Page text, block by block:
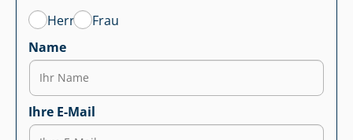
Herr
Frau
Name
Ihre E-Mail